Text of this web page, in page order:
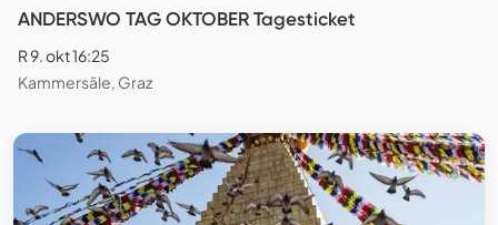
ANDERSWO TAG OKTOBER Tagesticket
R 9. okt 16:25
Kammersäle, Graz